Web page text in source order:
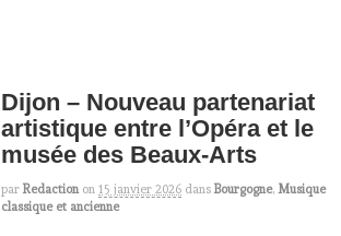
Dijon – Nouveau partenariat
artistique entre l’Opéra et le
musée des Beaux-Arts
par Redaction on 15 janvier 2026 dans Bourgogne, Musique
classique et ancienne